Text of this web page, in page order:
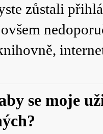
zůstali
se moje